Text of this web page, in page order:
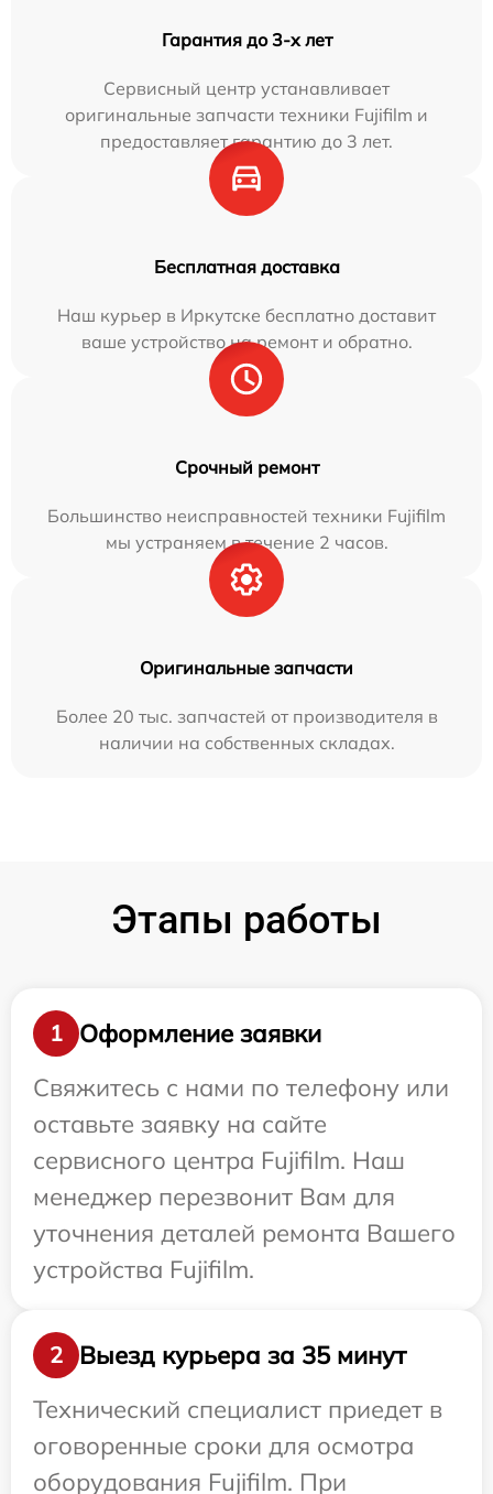
Гарантия до 3-х лет
Сервисный центр устанавливает
оригинальные запчасти техники Fujifilm и
предоставляет гарантию до 3 лет.
Бесплатная доставка
Наш курьер в Иркутске бесплатно доставит
ваше устройство на ремонт и обратно.
Срочный ремонт
Большинство неисправностей техники Fujifilm
мы устраняем в течение 2 часов.
Оригинальные запчасти
Более 20 тыс. запчастей от производителя в
наличии на собственных складах.
Этапы работы
1
Оформление заявки
Свяжитесь с нами по телефону или
оставьте заявку на сайте
сервисного центра Fujifilm. Наш
менеджер перезвонит Вам для
уточнения деталей ремонта Вашего
устройства Fujifilm.
2
Выезд курьера за 35 минут
Технический специалист приедет в
оговоренные сроки для осмотра
оборудования Fujifilm. При